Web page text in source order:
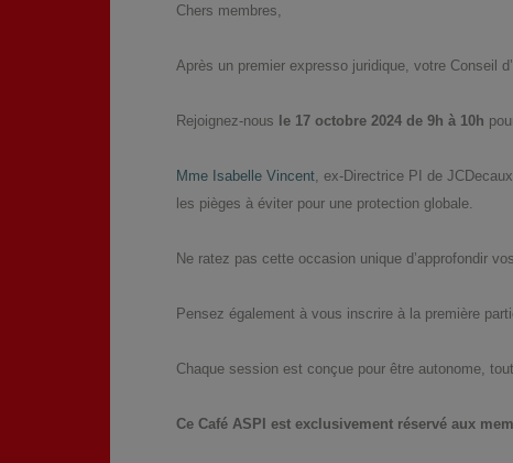
Chers membres,
Après un premier expresso juridique, votre Conseil
Rejoignez-nous le 17 octobre 2024 de 9h à 10h
Mme Isabelle Vincent, ex-Directrice PI de
les pièges à éviter pour une protection globale.
Ne ratez pas cette occasion unique d’approfondir
Pensez également à vous inscrire à la première
Chaque session est conçue pour être autonome,
Ce Café ASPI est exclusivement réservé aux